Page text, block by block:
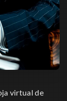
virtual de